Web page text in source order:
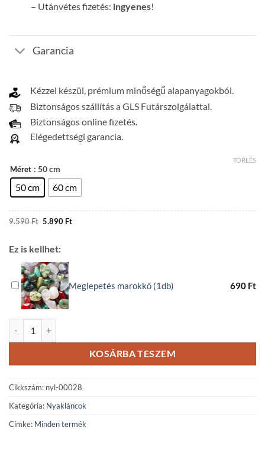
– Utánvétes fizetés: ingyenes!
Garancia
Kézzel készül, prémium minőségű alapanyagokból.
Biztonságos szállítás a GLS Futárszolgálattal.
Biztonságos online fizetés.
Elégedettségi garancia.
Méret : 50 cm
50 cm 60 cm
TÖRLÉS
9.590Ft Original
price
5.890 FtCurrent
price
Ez is kellhet:
Meglepetés marokkő (1db) 690 Ft
KOSÁRBA TESZEM
Cikkszám: nyl-00028
Kategória: Nyakláncok
Címke: Minden termék